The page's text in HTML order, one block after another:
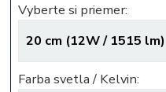
Vyberte si priemer:
Farba svetla / Kelvin: